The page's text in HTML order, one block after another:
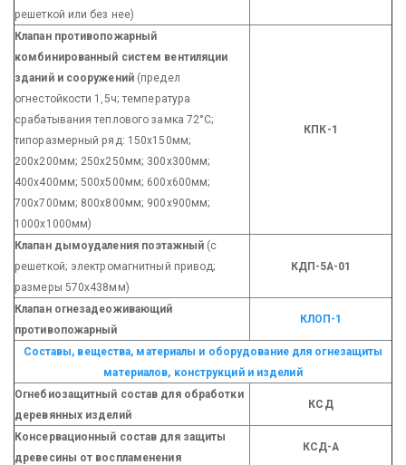
решеткой или без нее)
Клапан противопожарный
комбинированный систем вентиляции
зданий и сооружений(предел
огнестойкости 1,5ч; температура
срабатывания теплового замка 72°С;
типоразмерный ряд: 150х150мм;
200х200мм; 250х250мм; 300х300мм;
400х400мм; 500х500мм; 600х600мм;
700х700мм; 800х800мм; 900х900мм;
1000х1000мм)
КПК-1
Клапан дымоудаления поэтажный (с
решеткой; электромагнитный привод;
размеры 570х438мм)
КДП-5А-01
Клапан огнезадеоживающий
противопожарный
КЛОП-1
Составы, вещества, материалы и оборудование для огнезащиты
материалов, конструкций и изделий
Огнебиозащитный состав для обработки
деревянных изделий
КСД
Консервационный состав для защиты
древесины от воспламенения
КСД-А